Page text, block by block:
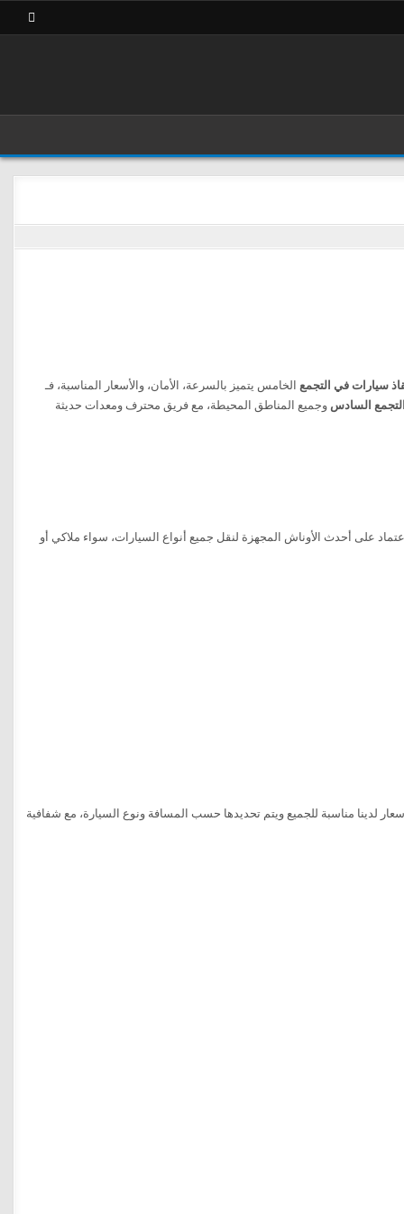
سيارات في التجمع الخامس يتميز بالسرعة، الأمان، والأسعار المناسبة، فـ
التجمع السادس وجميع المناطق المحيطة، مع فريق محترف ومعدات حديثة
على أحدث الأوناش المجهزة لنقل جميع أنواع السيارات، سواء ملاكي أو
لدينا مناسبة للجميع ويتم تحديدها حسب المسافة ونوع السيارة، مع شفافية